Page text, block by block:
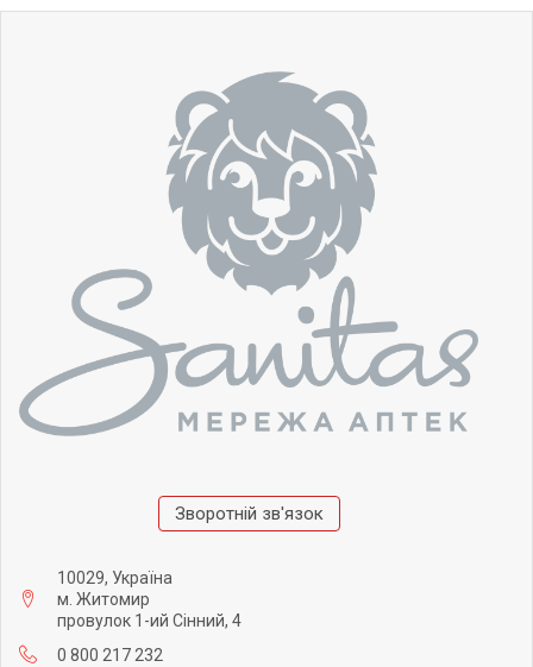
Зворотній зв'язок
10029, Україна
м. Житомир
провулок 1-ий Сінний, 4
0 800 217 232